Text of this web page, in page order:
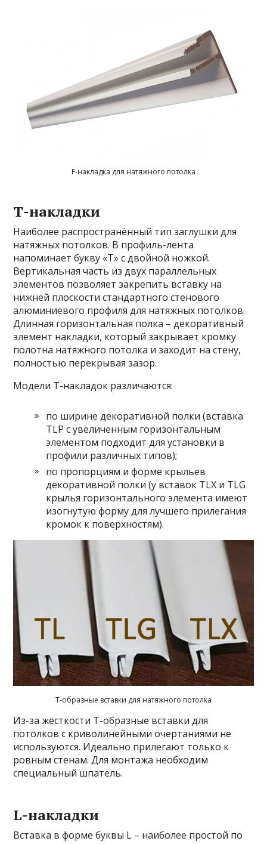
F-накладка для натяжного потолка
T-накладки
Наиболее распространённый тип заглушки для
натяжных потолков. В профиль-лента
напоминает букву «Т» с двойной ножкой.
Вертикальная часть из двух параллельных
элементов позволяет закрепить вставку на
нижней плоскости стандартного стенового
алюминиевого профиля для натяжных потолков.
Длинная горизонтальная полка – декоративный
элемент накладки, который закрывает кромку
полотна натяжного потолка и заходит на стену,
полностью перекрывая зазор.
Модели Т-накладок различаются:
по ширине декоративной полки (вставка
TLP с увеличенным горизонтальным
элементом подходит для установки в
профили различных типов);
по пропорциям и форме крыльев
декоративной полки (у вставок TLX и TLG
крылья горизонтального элемента имеют
изогнутую форму для лучшего прилегания
кромок к поверхностям).
Т-образные вставки для натяжного потолка
Из-за жёсткости Т-образные вставки для
потолков с криволинейными очертаниями не
используются. Идеально прилегают только к
ровным стенам. Для монтажа необходим
специальный шпатель.
L-накладки
Вставка в форме буквы L – наиболее простой по